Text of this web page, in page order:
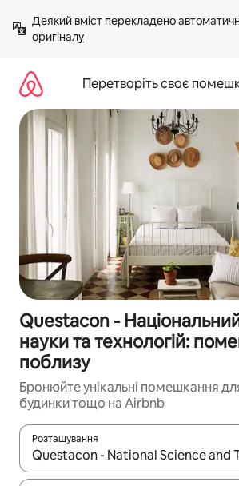
вмісту
Деякий вміст перекладено
оригіналу
Перетворіть своє
Questacon -
науки та технологій:
поблизу
Бронюйте унікальні помешкання
будинки тощо на Airbnb
Розташування
Отримавши результати пошуку,